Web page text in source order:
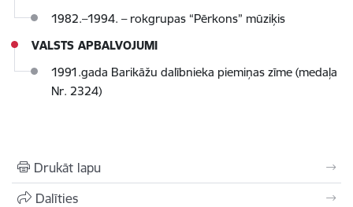
1982.–1994. – rokgrupas “Pērkons” mūziķis
VALSTS APBALVOJUMI
1991.gada Barikāžu dalībnieka piemiņas zīme (medaļa
Nr. 2324)
Drukāt lapu
Dalīties